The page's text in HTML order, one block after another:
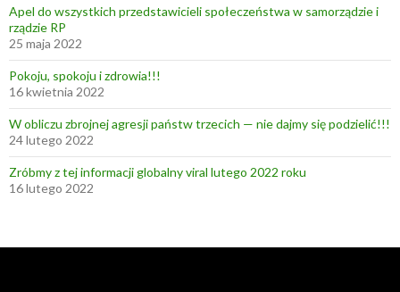
Apel do wszystkich przedstawicieli społeczeństwa w samorządzie i
rządzie RP
25 maja 2022
Pokoju, spokoju i zdrowia!!!
16 kwietnia 2022
W obliczu zbrojnej agresji państw trzecich — nie dajmy się podzielić!!!
24 lutego 2022
Zróbmy z tej informacji globalny viral lutego 2022 roku
16 lutego 2022